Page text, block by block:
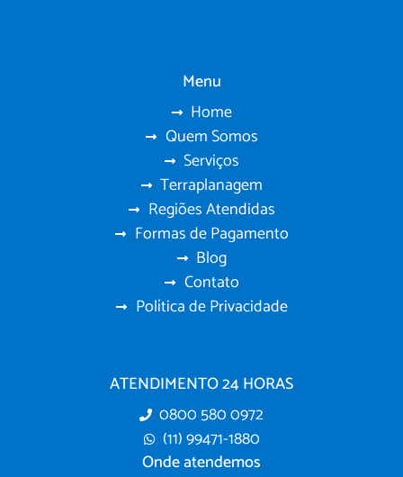
Menu
Home
Quem Somos
Serviços
Terraplanagem
Regiões Atendidas
Formas de Pagamento
Blog
Contato
Política de Privacidade
ATENDIMENTO 24 HORAS
0800 580 0972
(11) 99471-1880
Onde atendemos